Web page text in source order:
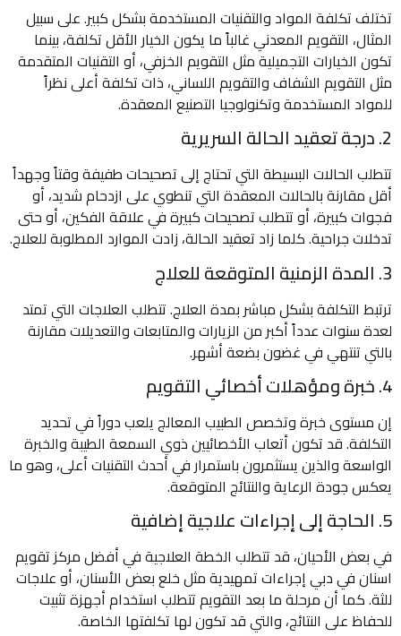
تختلف تكلفة المواد والتقنيات المستخدمة بشكل كبير. على سبيل
المثال، التقويم المعدني غالباً ما يكون الخيار الأقل تكلفة، بينما
تكون الخيارات التجميلية مثل التقويم الخزفي، أو التقنيات المتقدمة
مثل التقويم الشفاف والتقويم اللساني، ذات تكلفة أعلى نظراً
للمواد المستخدمة وتكنولوجيا التصنيع المعقدة.
2. درجة تعقيد الحالة السريرية
تتطلب الحالات البسيطة التي تحتاج إلى تصحيحات طفيفة وقتاً وجهداً
أقل مقارنة بالحالات المعقدة التي تنطوي على ازدحام شديد، أو
فجوات كبيرة، أو تتطلب تصحيحات كبيرة في علاقة الفكين، أو حتى
تدخلات جراحية. كلما زاد تعقيد الحالة، زادت الموارد المطلوبة للعلاج.
3. المدة الزمنية المتوقعة للعلاج
ترتبط التكلفة بشكل مباشر بمدة العلاج. تتطلب العلاجات التي تمتد
لعدة سنوات عدداً أكبر من الزيارات والمتابعات والتعديلات مقارنة
بالتي تنتهي في غضون بضعة أشهر.
4. خبرة ومؤهلات أخصائي التقويم
إن مستوى خبرة وتخصص الطبيب المعالج يلعب دوراً في تحديد
التكلفة. قد تكون أتعاب الأخصائيين ذوي السمعة الطيبة والخبرة
الواسعة والذين يستثمرون باستمرار في أحدث التقنيات أعلى، وهو ما
يعكس جودة الرعاية والنتائج المتوقعة.
5. الحاجة إلى إجراءات علاجية إضافية
في بعض الأحيان، قد تتطلب الخطة العلاجية في أفضل مركز تقويم
اسنان في دبي إجراءات تمهيدية مثل خلع بعض الأسنان، أو علاجات
للثة. كما أن مرحلة ما بعد التقويم تتطلب استخدام أجهزة تثبيت
للحفاظ على النتائج، والتي قد تكون لها تكلفتها الخاصة.